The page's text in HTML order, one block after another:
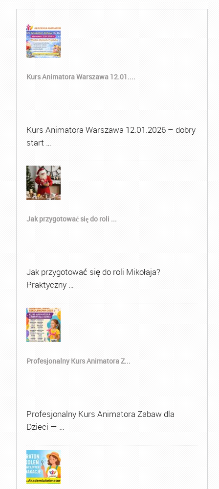
Kurs Animatora Warszawa 12.01....
Kurs Animatora Warszawa 12.01.2026 – dobry
start …
Jak przygotować się do roli ...
Jak przygotować się do roli Mikołaja?
Praktyczny …
Profesjonalny Kurs Animatora Z...
Profesjonalny Kurs Animatora Zabaw dla
Dzieci — …